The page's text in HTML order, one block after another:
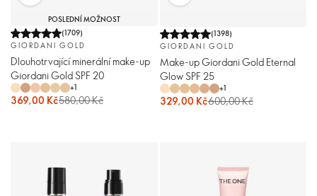
POSLEDNÍ MOŽNOST
(1709)
GIORDANI GOLD
Dlouhotrvající minerální make-up
Giordani Gold SPF 20
+1
369,00 Kč580,00 Kč
(1398)
GIORDANI GOLD
Make-up Giordani Gold Eternal
Glow SPF 25
+1
329,00 Kč600,00 Kč